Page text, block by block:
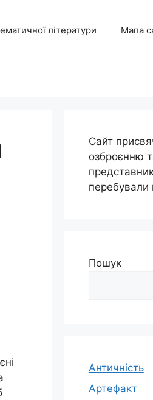
літератури Мапа
Сайт
озброєнню
перебували
Пошук
Античність
Артефакт